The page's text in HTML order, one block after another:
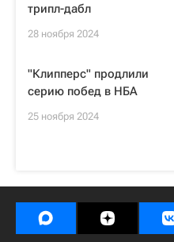
трипл-дабл
28 ноября 2024
"Клипперс" продлили
серию побед в НБА
25 ноября 2024